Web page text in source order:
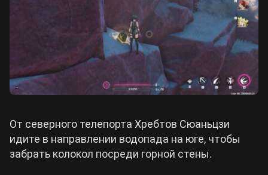
От северного телепорта Хребтов Сюаньцзи
идите в направлении водопада на юге, чтобы
забрать колокол посреди горной стены.